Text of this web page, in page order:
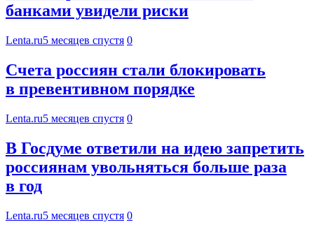
банками увидели риски
Lenta.ru5 месяцев спустя 0
Счета россиян стали блокировать
в превентивном порядке
Lenta.ru5 месяцев спустя 0
В Госдуме ответили на идею запретить
россиянам увольняться больше раза
в год
Lenta.ru5 месяцев спустя 0